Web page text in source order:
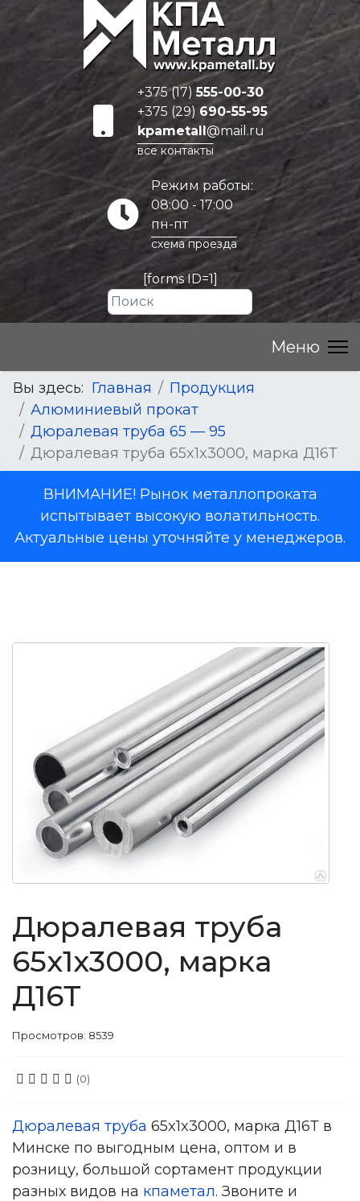
+375 (17)555-00-30
+375 (29) 690-55-95
kpametall@mail.ru
все контакты
Режим работы:
08:00 - 17:00
пн-пт
схема проезда
[forms ID=1]
Вы здесь: Главная
Продукция
Алюминиевый прокат
Дюралевая труба 65 — 95
Дюралевая труба 65x1x3000, марка Д16Т
ВНИМАНИЕ! Рынок металлопроката
испытывает высокую волатильность.
Актуальные цены уточняйте у менеджеров.
Дюралевая труба
65x1x3000, марка
Д16Т
Просмотров: 8539
(0)
Дюралевая труба 65x1x3000, марка Д16Т в
Минске по выгодным цена, оптом и в
розницу, большой сортамент продукции
разных видов на кпаметал. Звоните и